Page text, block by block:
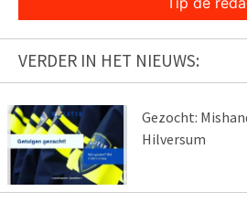
VERDER IN HET NIEUWS:
Gezocht:
Hilversum